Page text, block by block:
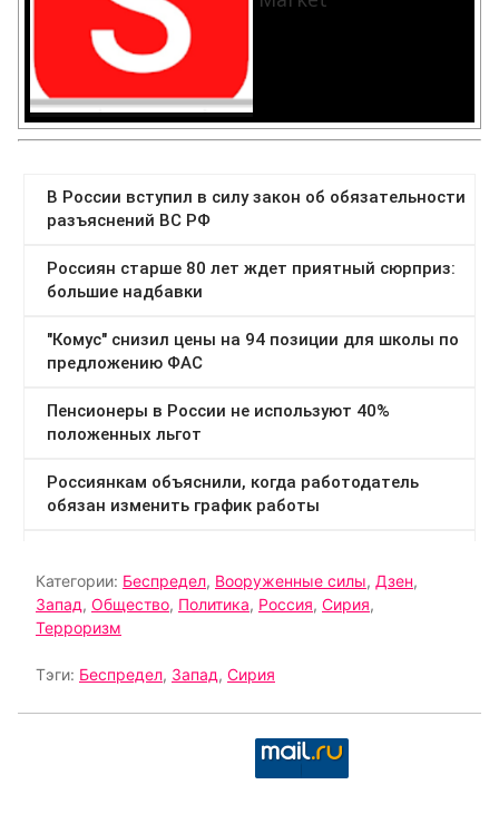
Категории: Беспредел, Вооруженные силы, Дзен,
Запад, Общество, Политика, Россия, Сирия,
Терроризм
Тэги: Беспредел, Запад, Сирия